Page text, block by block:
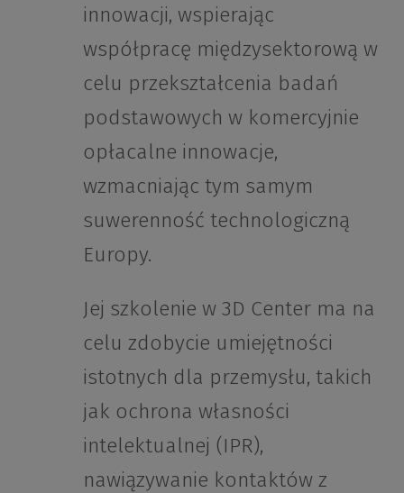
innowacji, wspierając
współpracę międzysektorową w
celu przekształcenia badań
podstawowych w komercyjnie
opłacalne innowacje,
wzmacniając tym samym
suwerenność technologiczną
Europy.
Jej szkolenie w 3D Center ma na
celu zdobycie umiejętności
istotnych dla przemysłu, takich
jak ochrona własności
intelektualnej (IPR),
nawiązywanie kontaktów z